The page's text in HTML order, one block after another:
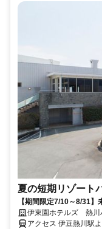
夏の短期リゾート
【期間限定7/10～8/31
♪
伊東園ホテルズ 熱川
アクセス 伊豆熱川駅